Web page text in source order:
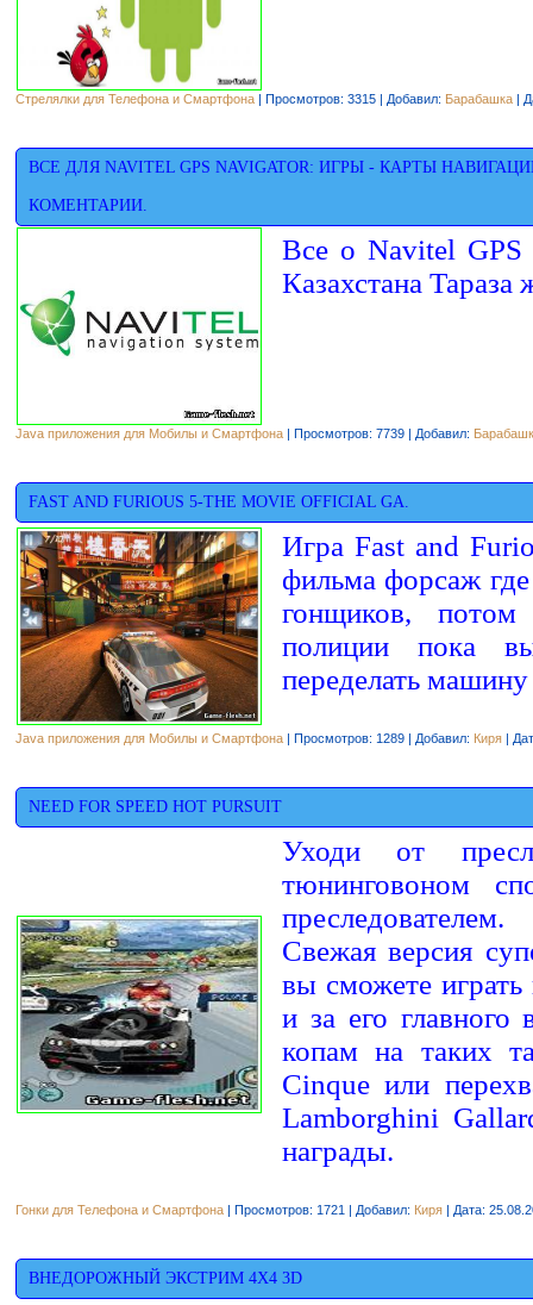
Стрелялки для Телефона и Смартфона | Просмотров: 3315 | Добавил: Барабашка |
ВСЕ ДЛЯ NAVITEL GPS NAVIGATOR: ИГРЫ - КАРТЫ
КОМЕНТАРИИ.
Все о Navitel GPS
Казахстана
Java приложения для Мобилы и Смартфона | Просмотров: 7739 | Добавил:
FAST AND FURIOUS 5-THE MOVIE OFFICIAL GA.
Игра Fast and
фильма форсаж
гонщиков,
полиции пока
переделать машину
Java приложения для Мобилы и Смартфона | Просмотров: 1289 | Добавил: Киря |
NEED FOR SPEED HOT PURSUIT
Уходи от
тюнинговоном
преследователем.
Свежая версия
вы сможете играть
и за его главного
копам на таких
Cinque или
Lamborghini
награды.
Гонки для Телефона и Смартфона | Просмотров: 1721 | Добавил: Киря | Дата:
BНEДOPOЖНЫЙ ЭКCТPИМ 4X4 3D